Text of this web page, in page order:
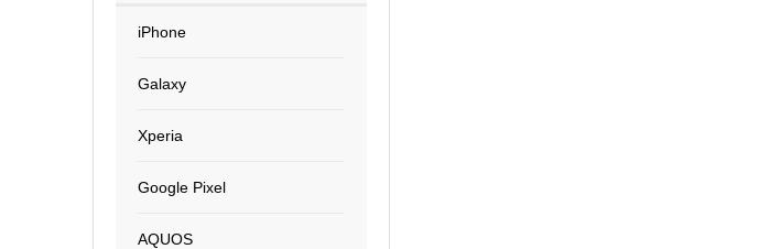
iPhone
Galaxy
Xperia
Google Pixel
AQUOS